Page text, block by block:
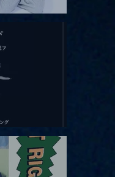
「Ballad Box 2026」